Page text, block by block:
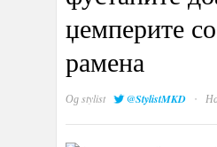
џемперите
рамена
Одstylist @StylistMKD ·